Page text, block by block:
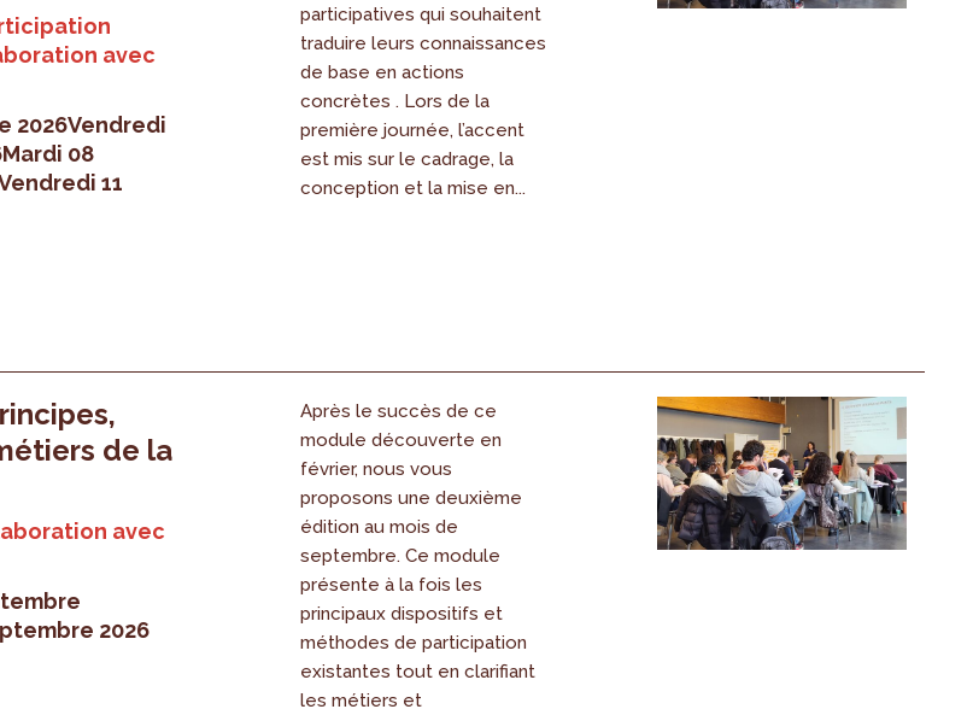
avec
2026Vendredi
Mardi 08
11
participatives qui souhaitent
traduire leurs connaissances
de base en actions
concrètes . Lors de la
première journée, l’accent
est mis sur le cadrage, la
conception et la mise en...
de la
avec
2026
Après le succès de ce
module découverte en
février, nous vous
proposons une deuxième
édition au mois de
septembre. Ce module
présente à la fois les
principaux dispositifs et
méthodes de participation
existantes tout en clarifiant
les métiers et